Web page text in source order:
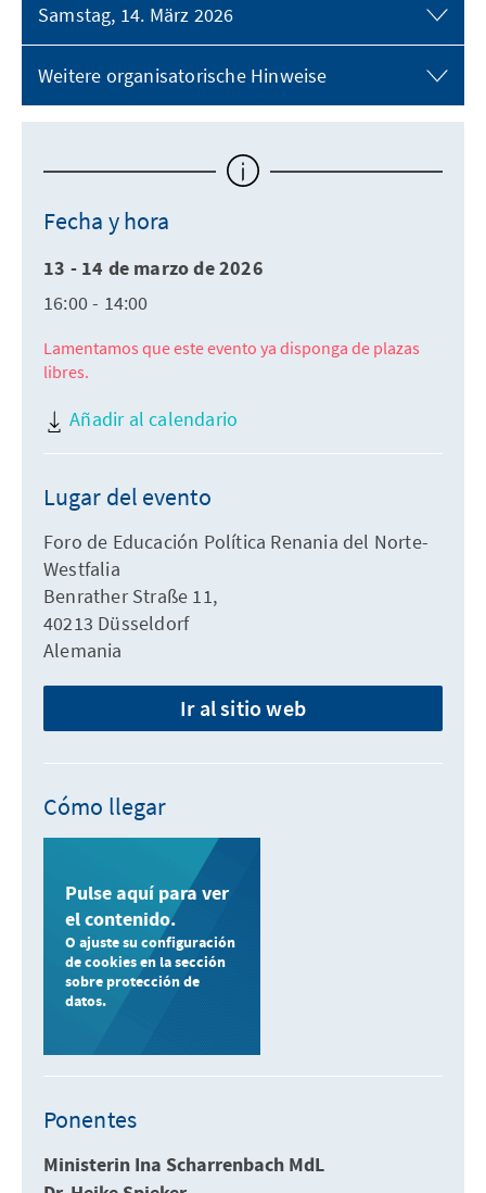
Samstag, 14. März 2026
Weitere organisatorische Hinweise
Fecha y hora
13 - 14 de marzo de 2026
16:00 - 14:00
Lamentamos que este evento ya disponga de plazas
libres.
Añadir al calendario
Lugar del evento
Foro de Educación Política Renania del Norte-
Westfalia
Benrather Straße 11,
40213 Düsseldorf
Alemania
Ir al sitio web
Cómo llegar
Pulse aquí para ver
el contenido.
O ajuste su configuración
de cookies en la sección
sobre protección de
datos.
Ponentes
Ministerin Ina Scharrenbach MdL